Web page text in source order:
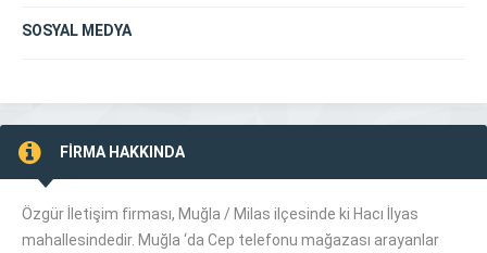
SOSYAL MEDYA
FİRMA HAKKINDA
Özgür İletişim firması, Muğla / Milas ilçesinde ki Hacı İlyas
mahallesindedir. Muğla ‘da Cep telefonu mağazası arayanlar